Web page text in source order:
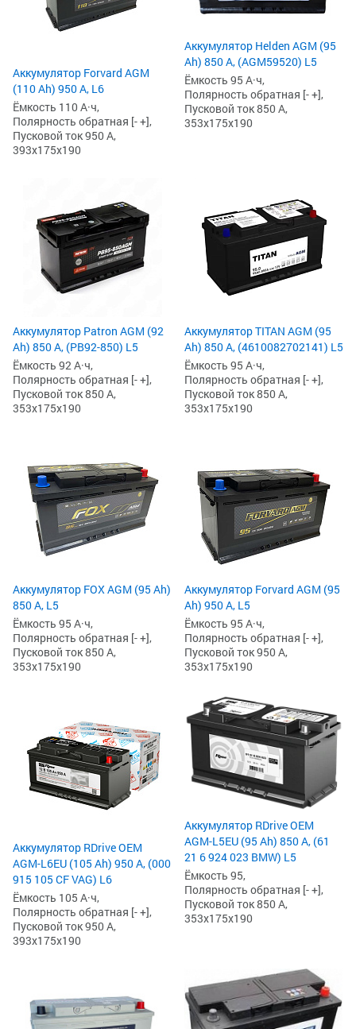
Аккумулятор Forvard AGM
(110 Ah) 950 А, L6
Ёмкость 110 А·ч,
Полярность обратная [- +],
Пусковой ток 950 А,
393x175x190
Аккумулятор Helden AGM (95
Ah) 850 А, (AGM59520) L5
Ёмкость 95 А·ч,
Полярность обратная [- +],
Пусковой ток 850 А,
353x175x190
Аккумулятор Patron AGM (92
Ah) 850 А, (PB92-850) L5
Ёмкость 92 А·ч,
Полярность обратная [- +],
Пусковой ток 850 А,
353x175x190
Аккумулятор TITAN AGM (95
Ah) 850 А, (4610082702141) L5
Ёмкость 95 А·ч,
Полярность обратная [- +],
Пусковой ток 850 А,
353x175x190
Аккумулятор FOX AGM (95 Ah)
850 А, L5
Ёмкость 95 А·ч,
Полярность обратная [- +],
Пусковой ток 850 А,
353x175x190
Аккумулятор Forvard AGM (95
Ah) 950 А, L5
Ёмкость 95 А·ч,
Полярность обратная [- +],
Пусковой ток 950 А,
353x175x190
Аккумулятор RDrive OEM
AGM-L6EU (105 Ah) 950 А, (000
915 105 CF VAG) L6
Ёмкость 105 А·ч,
Полярность обратная [- +],
Пусковой ток 950 А,
393x175x190
Аккумулятор RDrive OEM
AGM-L5EU (95 Ah) 850 А, (61
21 6 924 023 BMW) L5
Ёмкость 95,
Полярность обратная [- +],
Пусковой ток 850 А,
353x175x190